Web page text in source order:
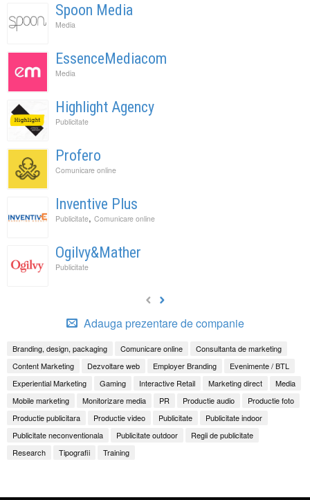
Spoon Media
Media
EssenceMediacom
Media
Highlight Agency
Publicitate
Profero
Comunicare online
Inventive Plus
Publicitate, Comunicare online
Ogilvy&Mather
Publicitate
Adauga prezentare de companie
Branding, design, packaging Comunicare online
Consultanta de marketing
Content Marketing
Dezvoltare web Employer Branding
Evenimente / BTL
Experiential Marketing
Gaming Interactive Retail Marketing direct
Media
Mobile marketing
Monitorizare media PR Productie audio
Productie foto
Productie publicitara
Productie video Publicitate
Publicitate indoor
Publicitate neconventionala
Publicitate outdoor
Regii de publicitate
Research
Tipografii Training